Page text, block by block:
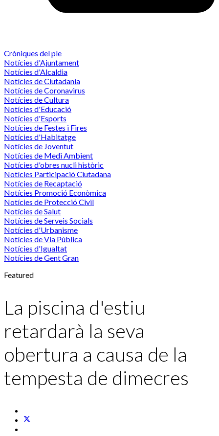
Cròniques del ple
Notícies d'Ajuntament
Notícies d'Alcaldia
Notícies de Ciutadania
Notícies de Coronavirus
Notícies de Cultura
Notícies d'Educació
Notícies d'Esports
Notícies de Festes i Fires
Notícies d'Habitatge
Notícies de Joventut
Notícies de Medi Ambient
Notícies d'obres nucli històric
Notícies Participació Ciutadana
Notícies de Recaptació
Notícies Promoció Econòmica
Notícies de Protecció Civil
Notícies de Salut
Notícies de Serveis Socials
Notícies d'Urbanisme
Notícies de Via Pública
Notícies d'Igualtat
Notícies de Gent Gran
Featured
La piscina d'estiu
retardarà la seva
obertura a causa de la
tempesta de dimecres